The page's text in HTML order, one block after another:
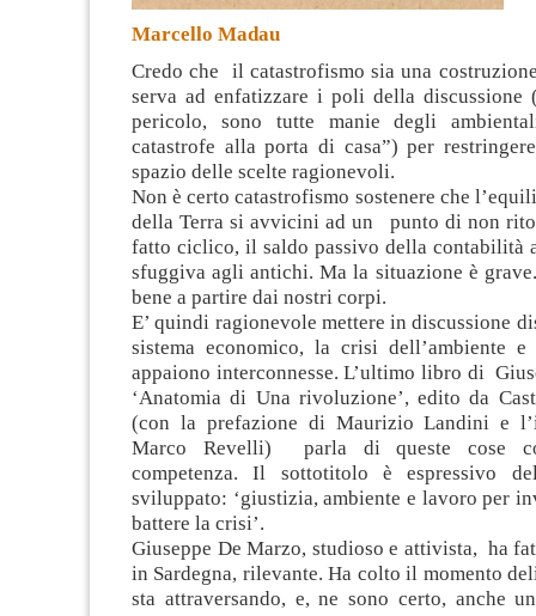
Marcello Madau
Credo che il catastrofismo sia una
serva ad enfatizzare i poli della discussione
pericolo, sono tutte manie degli
catastrofe alla porta di casa”) per
spazio delle scelte ragionevoli.
Non è certo catastrofismo sostenere che
della Terra si avvicini ad un punto di non
fatto ciclico, il saldo passivo della contabilità
sfuggiva agli antichi. Ma la situazione è
bene a partire dai nostri corpi.
E’ quindi ragionevole mettere in discussione
sistema economico, la crisi dell’ambiente
appaiono interconnesse. L’ultimo libro di
‘Anatomia di Una rivoluzione’, edito da
(con la prefazione di Maurizio Landini e
Marco Revelli) parla di queste cose
competenza. Il sottotitolo è espressivo
sviluppato: ‘giustizia, ambiente e lavoro per
battere la crisi’.
Giuseppe De Marzo, studioso e attivista, ha
in Sardegna, rilevante. Ha colto il momento
sta attraversando, e, ne sono certo, anche